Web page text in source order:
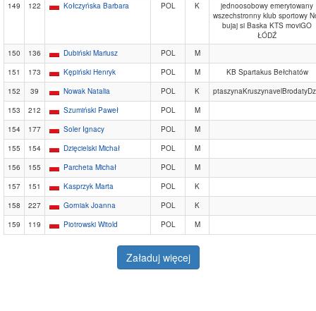
149
122 Kołczyńska Barbara POL K
jednoosobowy emerytowany
wszechstronny klub sportowy
bujaj si Baska KTS moviGO
ŁÓDŹ
150
136 Dubiński Mariusz POL
M
151
173 Kępiński Henryk POL M
KB Spartakus Bełchatów
152
39 Nowak Natalia POL K
153
212 Szumiński Paweł POL
M
154
177 Soler Ignacy POL
M
155
154 Dzięcielski Michał POL
M
156
155 Parcheta Michał POL
M
157
151 Kasprzyk Marta POL
K
158
227 Gorniak Joanna POL
K
159
119 Piotrowski Witold POL M
Załaduj więcej